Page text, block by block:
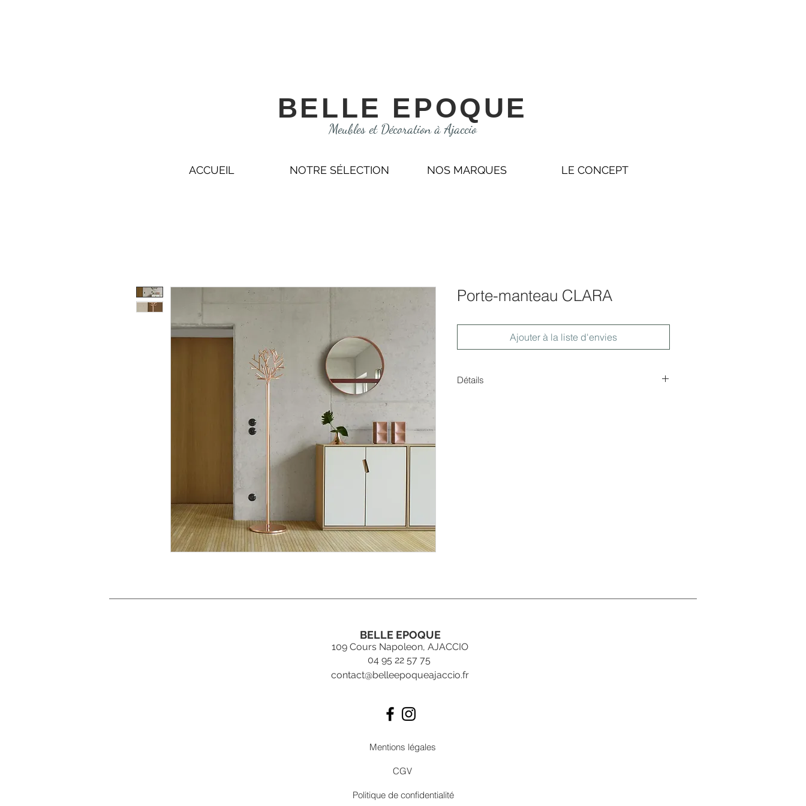
Porte-manteau CLARA
Ajouter à la liste d'envies
Détails
BELLE EPOQUE
ACCUEIL NOTRE SÉLECTION NOS MARQUES LE CONCEPT
Meubles et Décoration à Ajaccio
BELLE EPOQUE
109 Cours Napoleon, AJACCIO
04 95 22 57 75
contact@belleepoqueajaccio.fr
Mentions légales
CGV
Politique de confidentialité